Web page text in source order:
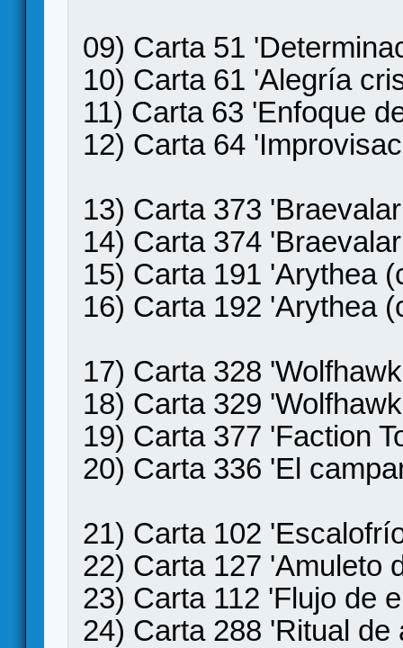
09) Carta 51
10) Carta 61 'Alegría
11) Carta 63 'Enfoque
12) Carta 64
13) Carta 373
14) Carta 374
15) Carta 191 'Arythea
16) Carta 192 'Arythea
17) Carta 328
18) Carta 329
19) Carta 377 'Faction
20) Carta 336 'El
21) Carta 102
22) Carta 127 'Amuleto
23) Carta 112 'Flujo de
24) Carta 288 'Ritual de